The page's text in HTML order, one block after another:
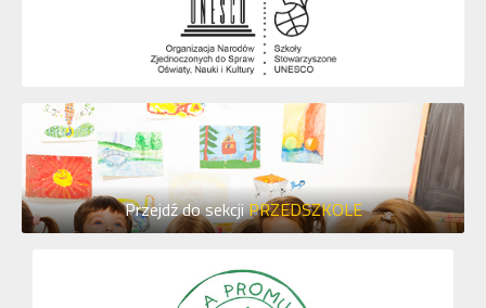
Przejdź do sekcjiPRZEDSZKOLE